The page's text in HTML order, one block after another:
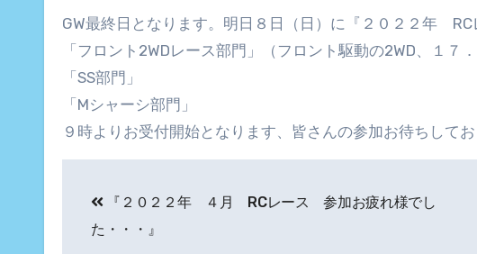
GW最終日となります。明日８日（日）に『２０２２年
「フロント2WDレース部門」（フロント駆動の2WD、１７
「SS部門」
「Mシャーシ部門」
９時よりお受付開始となります、皆さんの参加お待ちしてお
『２０２２年 ４月 RCレース 参加お疲れ様でし
た・・・』